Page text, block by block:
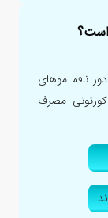
است؟
نافم موهای
کورتونی مصرف